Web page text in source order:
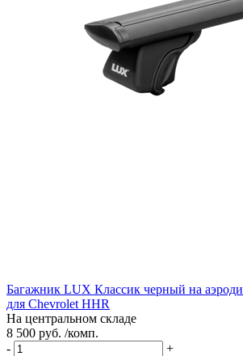
Багажник LUX Классик черный на
для Chevrolet HHR
На центральном складе
8 500 руб. /комп.
-
+